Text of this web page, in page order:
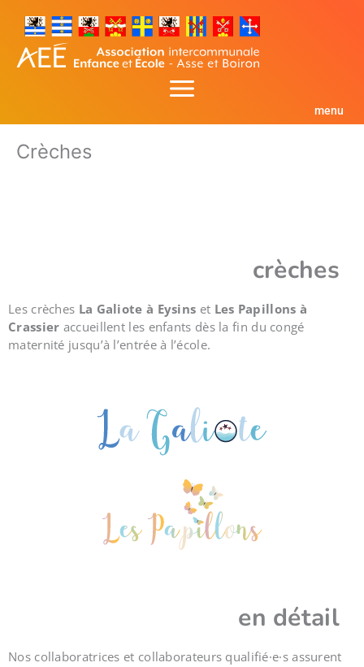
menu
Crèches
crèches
Les crèches La Galiote à Eysins et Les Papillons à
Crassier accueillent les enfants dès la fin du congé
maternité jusqu’à l’entrée à l’école.
en détail
Nos collaboratrices et collaborateurs qualifié·e·s assurent